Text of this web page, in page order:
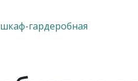
гардеробная